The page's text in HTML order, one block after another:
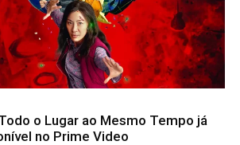
o Lugar ao Mesmo Tempo já
no Prime Video